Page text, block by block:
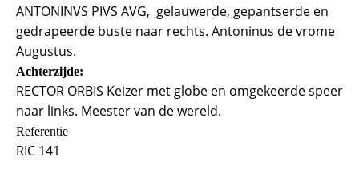
ANTONINVS PIVS AVG, gelauwerde, gepantserde en
gedrapeerde buste naar rechts. Antoninus de vrome
Augustus.
Achterzijde:
RECTOR ORBIS Keizer met globe en omgekeerde speer
naar links. Meester van de wereld.
Referentie
RIC 141